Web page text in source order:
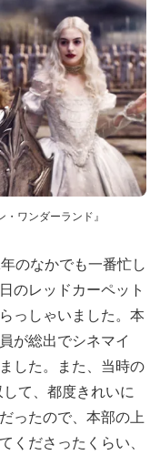
ワンダーランド』
のなかでも一番忙し
のレッドカーペット
っしゃいました。本
が総出でシネマイ
した。また、当時の
て、都度きれいに
ったので、本部の上
くださったくらい、